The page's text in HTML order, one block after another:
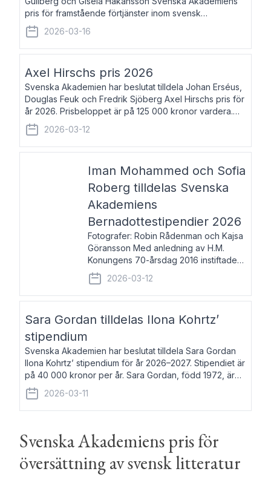
pris för framstående förtjänster inom svensk
språkforskning och språkvård till minne av Carl Gabriel
och Karin Forsberg för år 2026. Prissumma
2026-03-16
Axel Hirschs pris 2026
Svenska Akademien har beslutat tilldela Johan Erséus,
Douglas Feuk och Fredrik Sjöberg Axel Hirschs pris för
år 2026. Prisbeloppet är på 125 000 kronor vardera.
Johan Erséus, född 1959, är fackboksförfattare och
journalist med mångårigt för
2026-03-12
Iman Mohammed och Sofia
Roberg tilldelas Svenska
Akademiens
Bernadottestipendier 2026
Fotografer: Robin Rådenman och Kajsa
Göransson Med anledning av H.M.
Konungens 70-årsdag 2016 instiftade
fem av de kungliga akademierna det så
kallade Bernadotteprogrammet med
syfte att genom stipendier erbjuda stöd
2026-03-12
Sara Gordan tilldelas Ilona Kohrtz’
stipendium
Svenska Akademien har beslutat tilldela Sara Gordan
Ilona Kohrtz’ stipendium för år 2026–2027. Stipendiet är
på 40 000 kronor per år. Sara Gordan, född 1972, är
författare och översättare. Hon debuterade 2006 med
det prosalyriska verket En
2026-03-11
Svenska Akademiens pris för
översättning av svensk litteratur